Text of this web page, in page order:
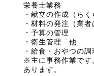
栄養士業務
・献立の作成（ら
・材料の発注（業者
・予算の管理
・衛生管理 他
・給食・おやつの
※主に事務作業です
あります。